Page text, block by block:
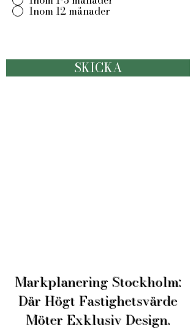
Inom 12 månader
SKICKA
Markplanering Stockholm:
Där Högt Fastighetsvärde
Möter Exklusiv Design.